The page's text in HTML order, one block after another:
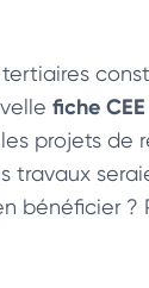
fiche
projets de
travaux
bénéficier ?